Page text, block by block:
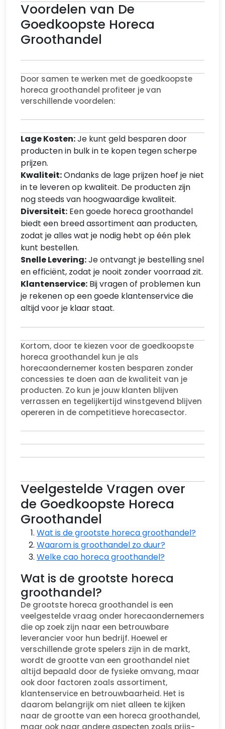
Voordelen van De
Goedkoopste Horeca
Groothandel
Door samen te werken met de goedkoopste
horeca groothandel profiteer je van
verschillende voordelen:
Lage Kosten:Je kunt geld besparen door
producten in bulk in te kopen tegen scherpe
prijzen.
Kwaliteit:Ondanks de lage prijzen hoef je niet
in te leveren op kwaliteit. De producten zijn
nog steeds van hoogwaardige kwaliteit.
Diversiteit:Een goede horeca groothandel
biedt een breed assortiment aan producten,
zodat je alles wat je nodig hebt op één plek
kunt bestellen.
Snelle Levering:Je ontvangt je bestelling snel
en efficiënt, zodat je nooit zonder voorraad zit.
Klantenservice:Bij vragen of problemen kun
je rekenen op een goede klantenservice die
altijd voor je klaar staat.
Kortom, door te kiezen voor de goedkoopste
horeca groothandel kun je als
horecaondernemer kosten besparen zonder
concessies te doen aan de kwaliteit van je
producten. Zo kun je jouw klanten blijven
verrassen en tegelijkertijd winstgevend blijven
opereren in de competitieve horecasector.
Veelgestelde Vragen over
de Goedkoopste Horeca
Groothandel
Wat is de grootste horeca groothandel?
Waarom is groothandel zo duur?
Welke cao horeca groothandel?
Wat is de grootste horeca
groothandel?
De grootste horeca groothandel is een
veelgestelde vraag onder horecaondernemers
die op zoek zijn naar een betrouwbare
leverancier voor hun bedrijf. Hoewel er
verschillende grote spelers zijn in de markt,
wordt de grootte van een groothandel niet
altijd bepaald door de fysieke omvang, maar
ook door factoren zoals assortiment,
klantenservice en betrouwbaarheid. Het is
daarom belangrijk om niet alleen te kijken
naar de grootte van een horeca groothandel,
maar ook naar andere aspecten zoals prijs-